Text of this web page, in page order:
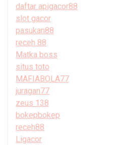
daftar apigacor88
slot gacor
pasukan88
receh 88
Matka boss
situs toto
MAFIABOLA77
juragan77
zeus 138
bokepbokep
receh88
Ligacor